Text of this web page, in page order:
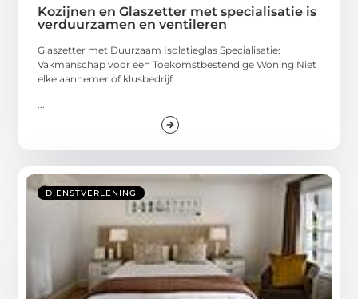
Kozijnen en Glaszetter met specialisatie is
verduurzamen en ventileren
Glaszetter met Duurzaam Isolatieglas Specialisatie:
Vakmanschap voor een Toekomstbestendige Woning Niet
elke aannemer of klusbedrijf
...
DIENSTVERLENING